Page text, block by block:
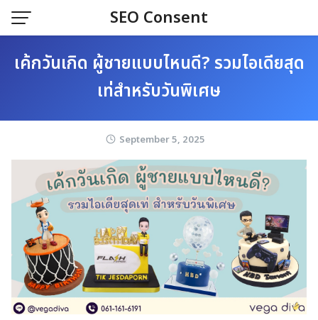
Skip
SEO Consent
เค้กวันเกิด ผู้ชายแบบไหนดี? รวมไอเดียสุด
เท่สำหรับวันพิเศษ
September 5, 2025